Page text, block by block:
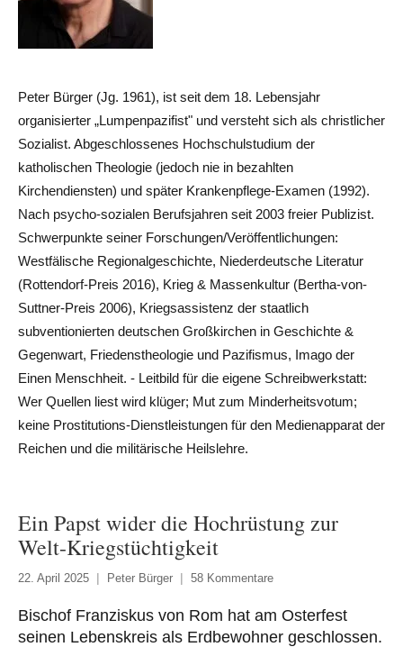
Peter Bürger (Jg. 1961), ist seit dem 18. Lebensjahr
organisierter „Lumpenpazifist" und versteht sich als christlicher
Sozialist. Abgeschlossenes Hochschulstudium der
katholischen Theologie (jedoch nie in bezahlten
Kirchendiensten) und später Krankenpflege-Examen (1992).
Nach psycho-sozialen Berufsjahren seit 2003 freier Publizist.
Schwerpunkte seiner Forschungen/Veröffentlichungen:
Westfälische Regionalgeschichte, Niederdeutsche Literatur
(Rottendorf-Preis 2016), Krieg & Massenkultur (Bertha-von-
Suttner-Preis 2006), Kriegsassistenz der staatlich
subventionierten deutschen Großkirchen in Geschichte &
Gegenwart, Friedenstheologie und Pazifismus, Imago der
Einen Menschheit. - Leitbild für die eigene Schreibwerkstatt:
Wer Quellen liest wird klüger; Mut zum Minderheitsvotum;
keine Prostitutions-Dienstleistungen für den Medienapparat der
Reichen und die militärische Heilslehre.
Ein Papst wider die Hochrüstung zur
Welt-Kriegstüchtigkeit
22. April 2025 Peter Bürger 58 Kommentare
Bischof Franziskus von Rom hat am Osterfest
seinen Lebenskreis als Erdbewohner geschlossen.